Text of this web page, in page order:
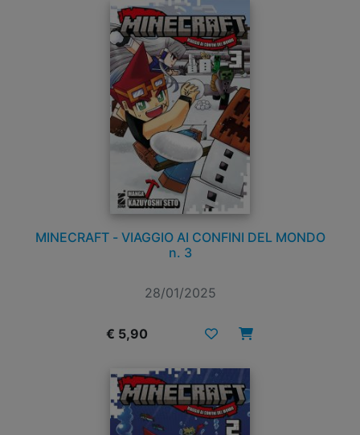
MINECRAFT - VIAGGIO AI CONFINI DEL MONDO
n. 3
28/01/2025
€ 5,90